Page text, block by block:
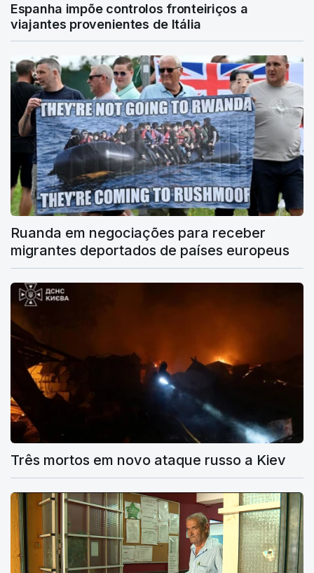
Espanha impõe controlos fronteiriços a
viajantes provenientes de Itália
Ruanda em negociações para receber
migrantes deportados de países europeus
Três mortos em novo ataque russo a Kiev